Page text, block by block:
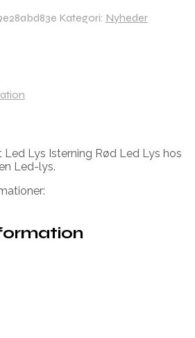
Kategori: Nyheder
Lys Isterning Rød Led Lys hos
Led-lys.